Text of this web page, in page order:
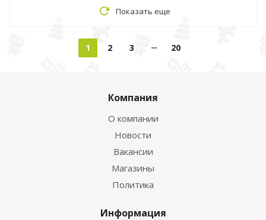
Показать еще
1 2 3 20
Компания
О компании
Новости
Вакансии
Магазины
Политика
Информация